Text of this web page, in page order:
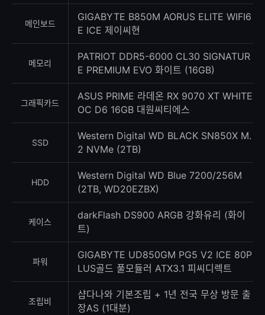
메인보드
GIGABYTE B850M AORUS ELITE WIFI6
E ICE 제이씨현
메모리
PATRIOT DDR5-6000 CL30 SIGNATUR
E PREMIUM EVO 화이트 (16GB)
그래픽카드
ASUS PRIME 라데온 RX 9070 XT WHITE
OC D6 16GB 대원씨티에스
SSD
Western Digital WD BLACK SN850X M.
2 NVMe (2TB)
HDD
Western Digital WD Blue 7200/256M
(2TB, WD20EZBX)
케이스
darkFlash DS900 ARGB 강화유리 (화이
트)
파워
GIGABYTE UD850GM PG5 V2 ICE 80P
LUS골드 풀모듈러 ATX3.1 피씨디렉트
조립비
샵다나와 기본조립 + 1년 전국 무상 방문 출
장AS (1대분)